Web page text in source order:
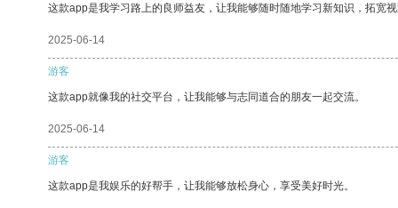
这款app是我学习路上的良师益友，让我能够随时随地学习新知识，拓宽视
2025-06-14
游客
这款app就像我的社交平台，让我能够与志同道合的朋友一起交流。
2025-06-14
游客
这款app是我娱乐的好帮手，让我能够放松身心，享受美好时光。